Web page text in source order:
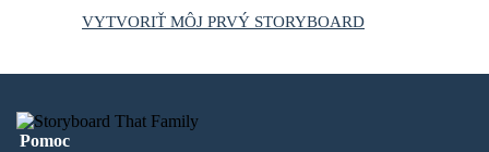
VYTVORIŤ MÔJ PRVÝ STORYBOARD
Pomoc